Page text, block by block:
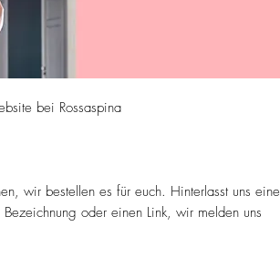
bei Rossaspina
wir bestellen es für euch. Hinterlasst uns eine
oder einen Link, wir melden uns